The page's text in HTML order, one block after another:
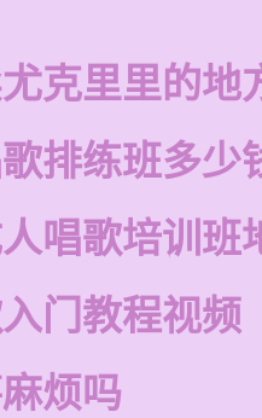
克里里的地
排练班多少
唱歌培训班
门教程视频
烦吗